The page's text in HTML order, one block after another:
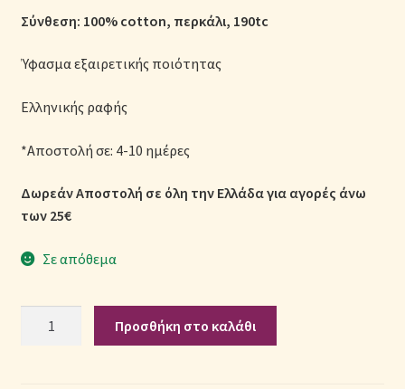
Σύνθεση: 100% cotton, περκάλι, 190tc
Ύφασμα εξαιρετικής ποιότητας
Ελληνικής ραφής
*Αποστολή σε: 4-10 ημέρες
Δωρεάν Αποστολή σε όλη την Ελλάδα για αγορές άνω
των 25€
Σε απόθεμα
Προσθήκη στο καλάθι